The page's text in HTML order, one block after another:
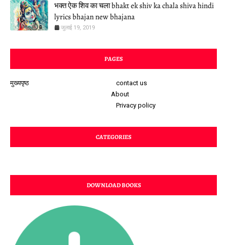
भक्त ऐक शिव का चला bhakt ek shiv ka chala shiva hindi
lyrics bhajan new bhajana
जुलाई 19, 2019
PAGES
मुख्यपृष्ठ
contact us
About
Privacy policy
CATEGORIES
DOWNLOAD BOOKS